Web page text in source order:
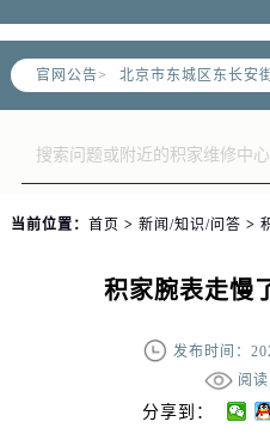
官网公告>
节假日正常营业！
当前位置： 首页 > 新闻/知识/问答 >
积家腕表走慢
发布时间：
阅
分享到：